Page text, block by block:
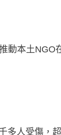
動本土
人受傷，